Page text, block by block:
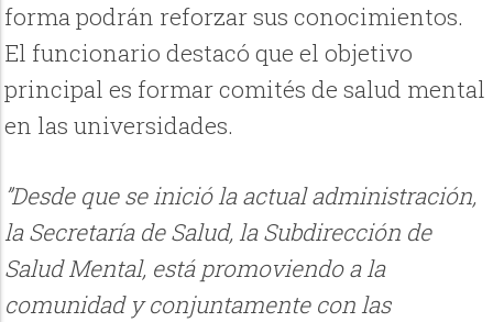
forma podrán reforzar sus conocimientos.
El funcionario destacó que el objetivo
principal es formar comités de salud mental
en las universidades.
”Desde que se inició la actual administración,
la Secretaría de Salud, la Subdirección de
Salud Mental, está promoviendo a la
comunidad y conjuntamente con las